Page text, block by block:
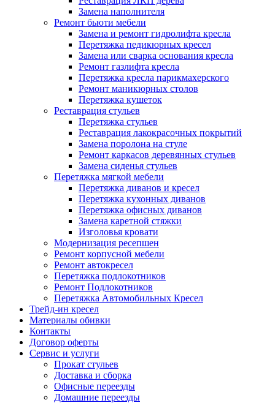
Замена наполнителя
Ремонт бьюти мебели
Замена и ремонт гидролифта кресла
Перетяжка педикюрных кресел
Замена или сварка основания кресла
Ремонт газлифта кресла
Перетяжка кресла парикмахерского
Ремонт маникюрных столов
Перетяжка кушеток
Реставрация стульев
Перетяжка стульев
Реставрация лакокрасочных покрытий
Замена поролона на стуле
Ремонт каркасов деревянных стульев
Замена сиденья стульев
Перетяжка мягкой мебели
Перетяжка диванов и кресел
Перетяжка кухонных диванов
Перетяжка офисных диванов
Замена каретной стяжки
Изголовья кровати
Модернизация ресепшен
Ремонт корпусной мебели
Ремонт автокресел
Перетяжка подлокотников
Ремонт Подлокотников
Перетяжка Автомобильных Кресел
Трейд-ин кресел
Материалы обивки
Контакты
Договор оферты
Сервис и услуги
Прокат стульев
Доставка и сборка
Офисные переезды
Домашние переезды